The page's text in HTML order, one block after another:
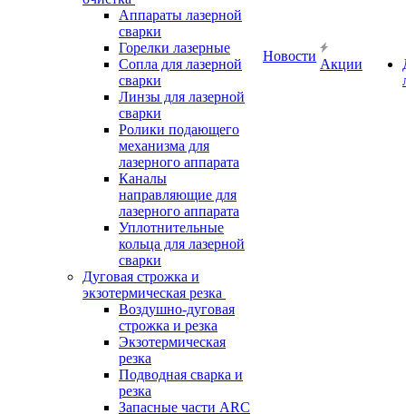
Аппараты лазерной
сварки
Горелки лазерные
Сопла для лазерной
сварки
Линзы для лазерной
сварки
Ролики подающего
механизма для
лазерного аппарата
Каналы
направляющие для
лазерного аппарата
Уплотнительные
кольца для лазерной
сварки
Дуговая строжка и
экзотермическая резка
Воздушно-дуговая
строжка и резка
Экзотермическая
резка
Подводная сварка и
резка
Запасные части ARC
Новости
Акции